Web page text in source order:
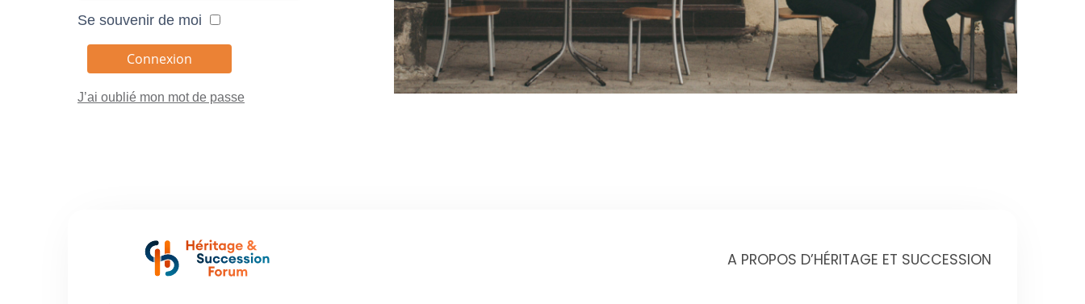
Se souvenir de moi
J’ai oublié mon mot de passe
A PROPOS D’HÉRITAGE ET SUCCESSION